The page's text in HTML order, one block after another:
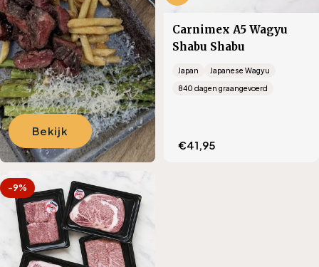
Bekijk
Carnimex A5 Wagyu
Shabu Shabu
Japan Japanese Wagyu
840 dagen graangevoerd
Translation
€41,95
-9%